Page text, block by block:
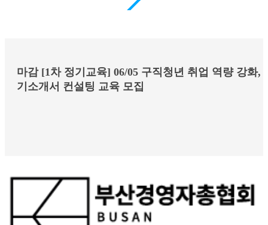
마감 [1차 정기교육] 06/05 구직청년 취업 역량 강화,
기소개서 컨설팅 교육 모집